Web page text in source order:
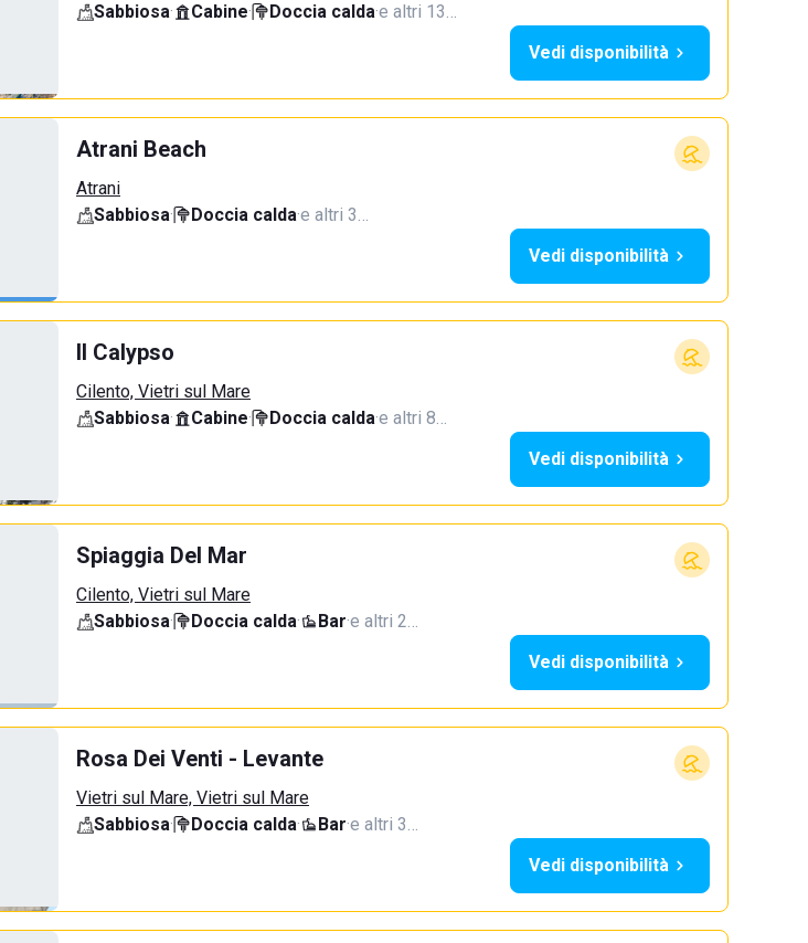
Sabbiosa· Cabine· Doccia calda·e altri 13…
Vedi disponibilità
Atrani Beach
Atrani
Sabbiosa· Doccia calda·e altri 3…
Vedi disponibilità
Il Calypso
Cilento, Vietri sul Mare
Sabbiosa· Cabine· Doccia calda·e altri 8…
Vedi disponibilità
Spiaggia Del Mar
Cilento, Vietri sul Mare
Sabbiosa· Doccia calda· Bar·e altri 2…
Vedi disponibilità
Rosa Dei Venti - Levante
Vietri sul Mare, Vietri sul Mare
Sabbiosa· Doccia calda· Bar·e altri 3…
Vedi disponibilità